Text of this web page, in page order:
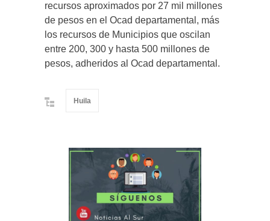
recursos aproximados por 27 mil millones
de pesos en el Ocad departamental, más
los recursos de Municipios que oscilan
entre 200, 300 y hasta 500 millones de
pesos, adheridos al Ocad departamental.
Huila